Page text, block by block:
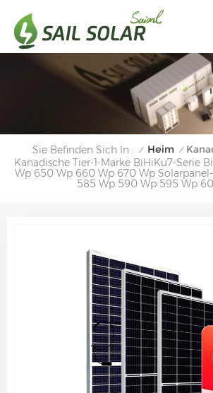
Sie Befinden Sich In : / Heim /
Kanadische Tier-1-Marke BiHiKu7-Serie
Wp 650 Wp 660 Wp 670 Wp
585 Wp 590 Wp 595 Wp